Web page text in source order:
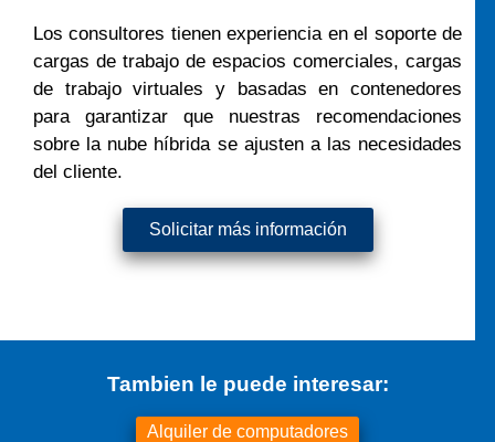
Los consultores tienen experiencia en el soporte de
cargas de trabajo de espacios comerciales, cargas
de trabajo virtuales y basadas en contenedores
para garantizar que nuestras recomendaciones
sobre la nube híbrida se ajusten a las necesidades
del cliente.
Solicitar más información
Tambien le puede interesar:
Alquiler de computadores